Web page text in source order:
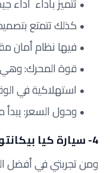
كذلك تتمتع
فيها نظام أمان
قوة المحرك: وهي 1200 سي سي، 4 سلندر
استهلاكية في الوقود:
وحول السعر: يبدأ من 290,200 جنيه
4- سيارة كيا بيكانتو 2024
ومن تجربتي في أفضل